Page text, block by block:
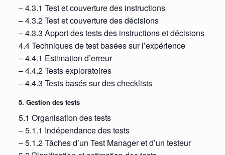
– 4.3.1 Test et couverture des instructions
– 4.3.2 Test et couverture des décisions
– 4.3.3 Apport des tests des instructions et décisions
4.4 Techniques de test basées sur l’expérience
– 4.4.1 Estimation d’erreur
– 4.4.2 Tests exploratoires
– 4.4.3 Tests basés sur des checklists
5. Gestion des tests
5.1 Organisation des tests
– 5.1.1 Indépendance des tests
– 5.1.2 Tâches d’un Test Manager et d’un testeur